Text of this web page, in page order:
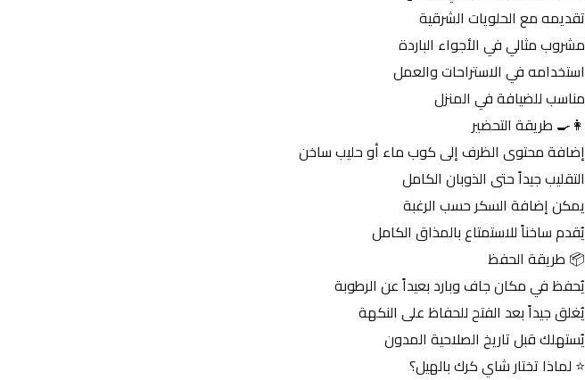
تقديمه مع الحلويات الشرقية
مشروب مثالي في الأجواء الباردة
استخدامه في الاستراحات والعمل
مناسب للضيافة في المنزل
👩‍🍳 طريقة التحضير
إضافة محتوى الظرف إلى كوب ماء أو حليب ساخن
التقليب جيداً حتى الذوبان الكامل
يمكن إضافة السكر حسب الرغبة
يُقدم ساخناً للاستمتاع بالمذاق الكامل
📦 طريقة الحفظ
يُحفظ في مكان جاف وبارد بعيداً عن الرطوبة
يُغلق جيداً بعد الفتح للحفاظ على النكهة
يُستهلك قبل تاريخ الصلاحية المدون
⭐ لماذا تختار شاي كرك بالهيل؟